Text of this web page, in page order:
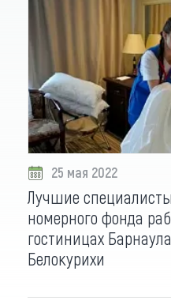
25 мая 2022
Лучшие
номерного фонда
гостиницах
Белокурихи